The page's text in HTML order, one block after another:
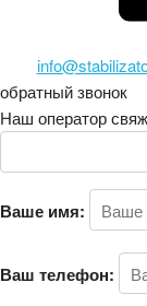
обратный звонок
Наш оператор
Ваше имя:
Ваш телефон: